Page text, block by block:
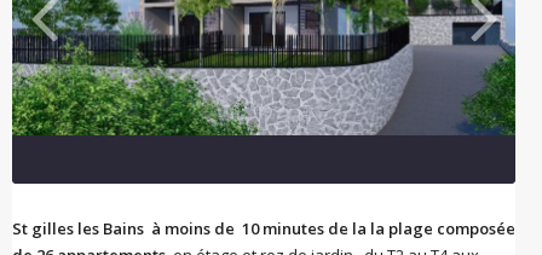
St gilles les Bains à moins de 10 minutes de la la plage composée